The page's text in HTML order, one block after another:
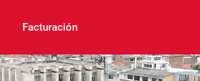
Facturación